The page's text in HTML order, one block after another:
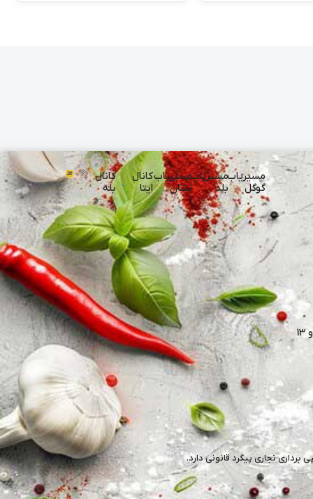
مسیریاب
گوگل
مسیریاب
بلد
مسیریاب
نشان
کانال
ایتا
کانال
بله
تجاری پیگرد قانونی دارد.